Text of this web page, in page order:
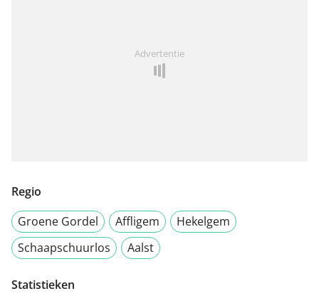
Advertentie
Regio
Groene Gordel
Affligem
Hekelgem
Schaapschuurlos
Aalst
Statistieken